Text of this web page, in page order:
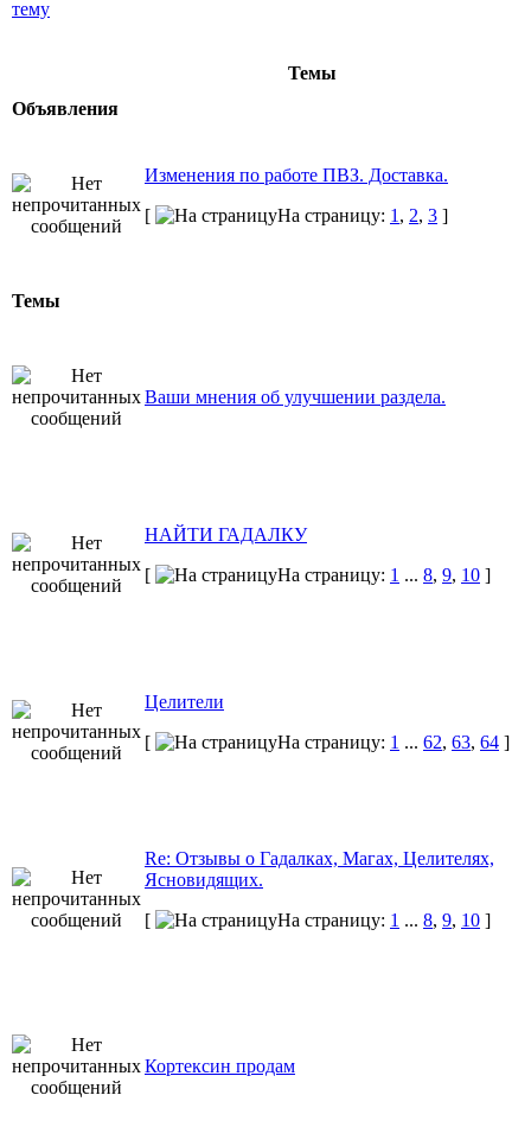
Темы
Объявления
Изменения по работе ПВЗ. Доставка.
[
На страницу: 1 , 2, 3 ]
Темы
Ваши мнения об улучшении раздела.
НАЙТИ ГАДАЛКУ
[
На страницу: 1 ... 8, 9, 10 ]
Целители
[
На страницу: 1 ... 62, 63, 64 ]
Re: Отзывы о Гадалках, Магах, Целителях,
Ясновидящих.
[
На страницу: 1 ... 8, 9, 10 ]
Кортексин продам